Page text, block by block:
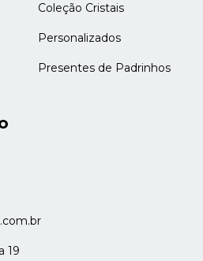
Coleção Cristais
Personalizados
Presentes de Padrinhos
19